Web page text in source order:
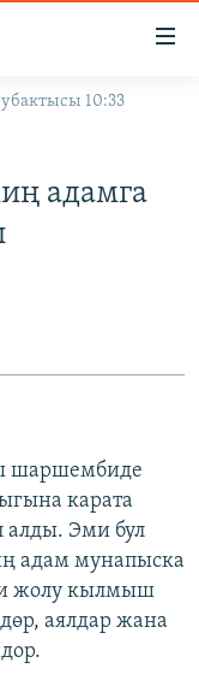
10:33
адамга
шаршембиде
карата
алды. Эми бул
адам мунапыска
жолу кылмыш
аялдар жана